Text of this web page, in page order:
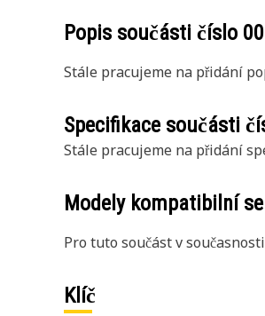
Popis součásti číslo
Stále pracujeme na přidání
Specifikace součásti
Stále pracujeme na přidání
Modely kompatibilní
Pro tuto součást v
Klíč